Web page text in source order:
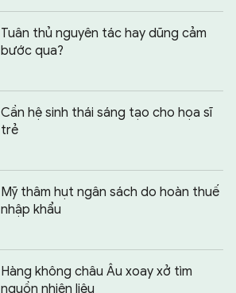
Tuân thủ nguyên tác hay dũng cảm
bước qua?
Cần hệ sinh thái sáng tạo cho họa sĩ
trẻ
Mỹ thâm hụt ngân sách do hoàn thuế
nhập khẩu
Hàng không châu Âu xoay xở tìm
nguồn nhiên liệu